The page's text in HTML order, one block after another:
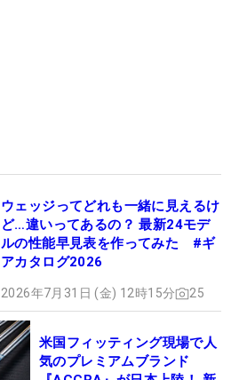
ウェッジってどれも一緒に見えるけ
ど…違いってあるの？ 最新24モデ
ルの性能早見表を作ってみた #ギ
アカタログ2026
2026年7月31日 (金) 12時15分 25
米国フィッティング現場で人
気のプレミアムブランド